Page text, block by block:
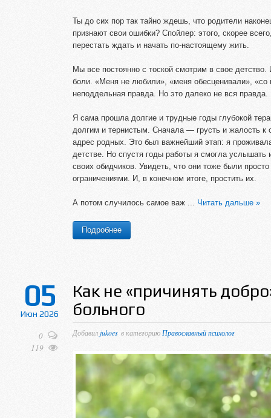
Ты до сих пор так тайно ждешь, что родители
признают свои ошибки? Спойлер: этого, скорее
перестать ждать и начать по-настоящему жить.
Мы все постоянно с тоской смотрим в свое
боли. «Меня не любили», «меня обесценивали», «со
неподдельная правда. Но это далеко не вся правда.
Я сама прошла долгие и трудные годы глубокой
долгим и тернистым. Сначала — грусть и жалость к
адрес родных. Это был важнейший этап: я
детстве. Но спустя годы работы я смогла услышать
своих обидчиков. Увидеть, что они тоже были
ограничениями. И, в конечном итоге, простить их.
А потом случилось самое важ ... Читать дальше »
Подробнее
05
Июн 2026
0
119
Как не «причинять
больного
Добавилjukoes в категориюПравославный психолог